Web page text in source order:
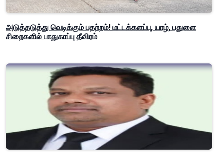
அடுத்தடுத்து வெடிக்கும் பதற்றம்! மட்டக்களப்பு, யாழ், பதுளை
சிறைகளில் பாதுகாப்பு தீவிரம்